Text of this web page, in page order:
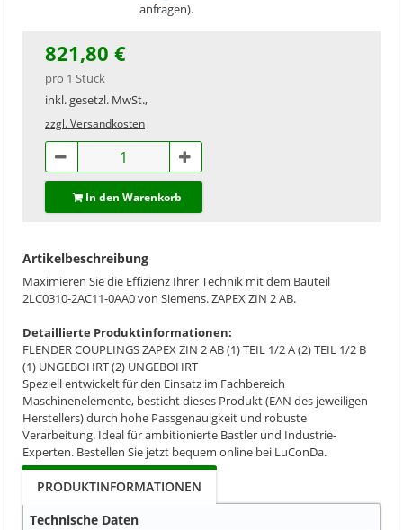
anfragen).
821,80 €
pro 1 Stück
inkl. gesetzl. MwSt.,
zzgl. Versandkosten
In den Warenkorb
Artikelbeschreibung
Maximieren Sie die Effizienz Ihrer Technik mit dem Bauteil
2LC0310-2AC11-0AA0 von Siemens. ZAPEX ZIN 2 AB.
Detaillierte Produktinformationen:
FLENDER COUPLINGS ZAPEX ZIN 2 AB (1) TEIL 1/2 A (2) TEIL 1/2 B
(1) UNGEBOHRT (2) UNGEBOHRT
Speziell entwickelt für den Einsatz im Fachbereich
Maschinenelemente, besticht dieses Produkt (EAN des jeweiligen
Herstellers) durch hohe Passgenauigkeit und robuste
Verarbeitung. Ideal für ambitionierte Bastler und Industrie-
Experten. Bestellen Sie jetzt bequem online bei LuConDa.
PRODUKTINFORMATIONEN
Technische Daten